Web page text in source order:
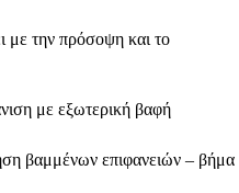
με την πρόσοψη και το
με εξωτερική βαφή
βαμμένων επιφανειών – βήμα